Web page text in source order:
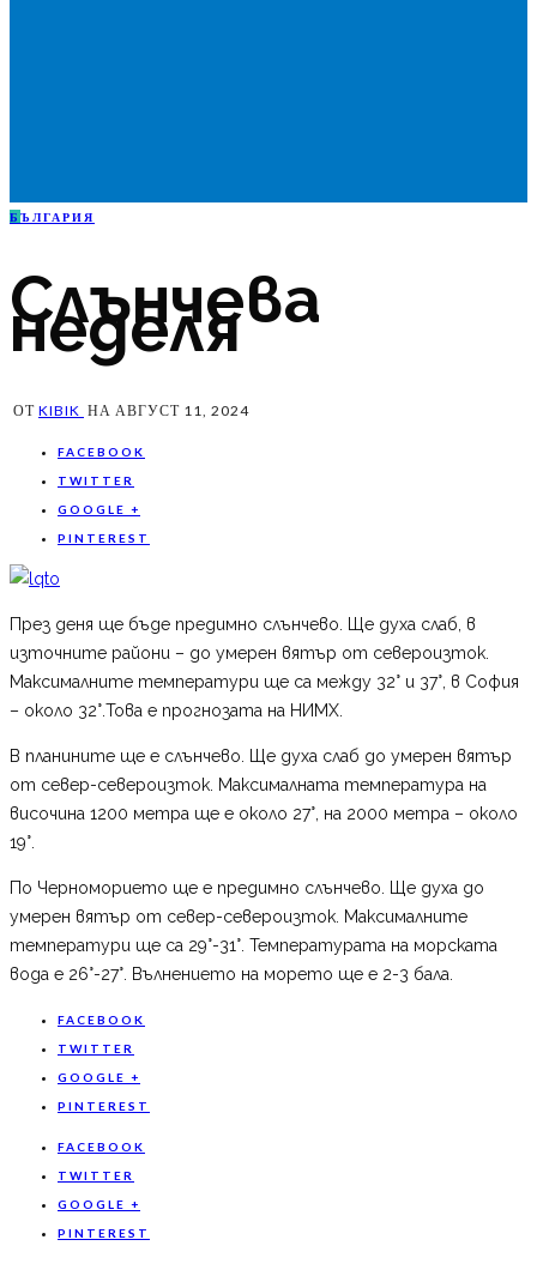
Б ЪЛГАРИЯ
Слънчева
неделя
ОТ KIBIK НА АВГУСТ 11, 2024
FACEBOOK
TWITTER
GOOGLE +
PINTEREST
През деня ще бъде предимно слънчево. Ще духа слаб, в
източните райони – до умерен вятър от североизток.
Максималните температури ще са между 32° и 37°, в София
– около 32°.Това е прогнозата на НИМХ.
В планините ще е слънчево. Ще духа слаб до умерен вятър
от север-североизток. Максималната температура на
височина 1200 метра ще е около 27°, на 2000 метра – около
19°.
По Черноморието ще е предимно слънчево. Ще духа до
умерен вятър от север-североизток. Максималните
температури ще са 29°-31°. Температурата на морската
вода е 26°-27°. Вълнението на морето ще е 2-3 бала.
FACEBOOK
TWITTER
GOOGLE +
PINTEREST
FACEBOOK
TWITTER
GOOGLE +
PINTEREST